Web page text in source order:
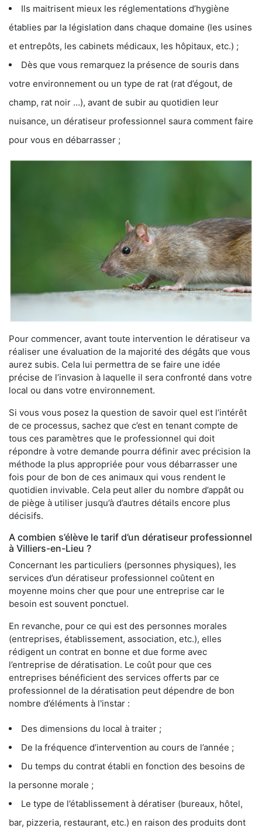
Ils maitrisent mieux les réglementations d’hygiène
établies par la législation dans chaque domaine (les usines
et entrepôts, les cabinets médicaux, les hôpitaux, etc.) ;
Dès que vous remarquez la présence de souris dans
votre environnement ou un type de rat (rat d’égout, de
champ, rat noir …), avant de subir au quotidien leur
nuisance, un dératiseur professionnel saura comment faire
pour vous en débarrasser ;
Pour commencer, avant toute intervention le dératiseur va
réaliser une évaluation de la majorité des dégâts que vous
aurez subis. Cela lui permettra de se faire une idée
précise de l’invasion à laquelle il sera confronté dans votre
local ou dans votre environnement.
Si vous vous posez la question de savoir quel est l’intérêt
de ce processus, sachez que c’est en tenant compte de
tous ces paramètres que le professionnel qui doit
répondre à votre demande pourra définir avec précision la
méthode la plus appropriée pour vous débarrasser une
fois pour de bon de ces animaux qui vous rendent le
quotidien invivable. Cela peut aller du nombre d’appât ou
de piège à utiliser jusqu’à d’autres détails encore plus
décisifs.
A combien s’élève le tarif d’un dératiseur professionnel
à Villiers-en-Lieu ?
Concernant les particuliers (personnes physiques), les
services d’un dératiseur professionnel coûtent en
moyenne moins cher que pour une entreprise car le
besoin est souvent ponctuel.
En revanche, pour ce qui est des personnes morales
(entreprises, établissement, association, etc.), elles
rédigent un contrat en bonne et due forme avec
l’entreprise de dératisation. Le coût pour que ces
entreprises bénéficient des services offerts par ce
professionnel de la dératisation peut dépendre de bon
nombre d’éléments à l'instar :
Des dimensions du local à traiter ;
De la fréquence d’intervention au cours de l’année ;
Du temps du contrat établi en fonction des besoins de
la personne morale ;
Le type de l’établissement à dératiser (bureaux, hôtel,
bar, pizzeria, restaurant, etc.) en raison des produits dont